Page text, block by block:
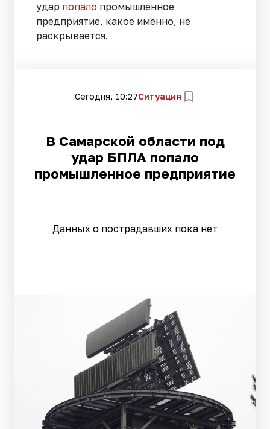
удар попало промышленное
предприятие, какое именно, не
раскрывается.
Сегодня, 10:27Ситуация
В Самарской области под
удар БПЛА попало
промышленное предприятие
Данных о пострадавших пока нет